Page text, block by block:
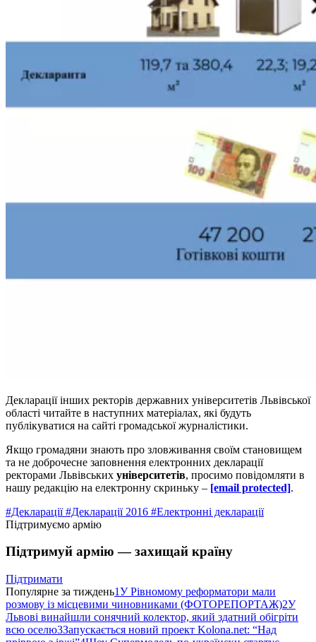
Декларації інших ректорів державних університетів Львівської
області читайте в наступних матеріалах, які будуть
публікуватися на сайті громадської журналістики.
Якщо громадяни знають про зловживання своїм становищем
та не доброчесне заповнення електронних декларації
ректорами Львівських університетів, просимо повідомляти в
нашу редакцію на електронну скриньку – [email protected].
#Декларації#Декларації 2016 #Електронні декларації
Підтримуємо армію
Підтримуй армію — захищай країну
Підтримати
Популярне за тиждень1У Рівномому реформатори мали
розмову із місцевими чиновниками (ФОТОРЕПОРТАЖ)2У
Львові винайшли сонячний колектор, який здатний обігріти
всю оселю3Запускається новий проект Kolona.net: “Над